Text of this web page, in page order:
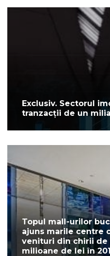
Exclusiv. Sectorul
tranzacții de un
Topul mall-urilor
ajuns marile centre
venituri din chirii de
milioane de lei în